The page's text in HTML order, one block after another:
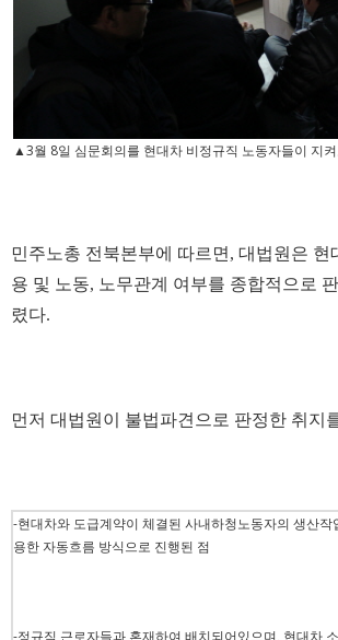
▲3월 8일 심문회의를 현대차 비정규직 노동자들이 지
민주노총 전북본부에 따르면, 대법원은 현
용 및 노동, 노무관계 여부를 종합적으로
렸다.
먼저 대법원이 불법파견으로 판정한 취지
-현대차와 도급계약이 체결된 사내하청노동자의 생산작
용한 자동흐름 방식으로 진행된 점
-정규직 근로자들과 혼재하여 배치되어있으며, 현대차